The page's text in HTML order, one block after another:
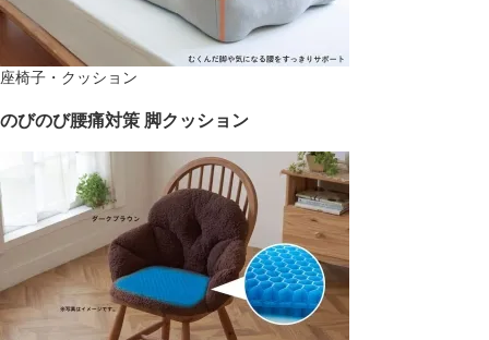
座椅子・クッション
のびのび腰痛対策 脚クッション